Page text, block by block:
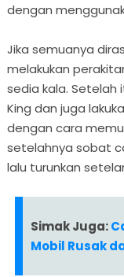
dengan
Jika semuanya
melakukan
sedia kala. Setelah
King dan juga
dengan cara
setelahnya sobat
lalu turunkan
Simak Juga:
Mobil Rusak